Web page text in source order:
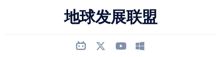
地球发展联盟